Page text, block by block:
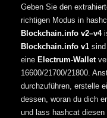
Geben Sie den
richtigen Modus in
Blockchain.info v2–v4
Blockchain.info v1 sind
eine Electrum-Wallet
16600/21700/21800.
durchzuführen, erstelle
dessen, woran du dich
und lass hashcat